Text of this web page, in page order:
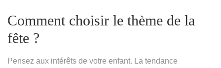
Comment choisir le thème de la
fête ?
Pensez aux intérêts de votre enfant. La tendance